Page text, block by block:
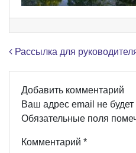
Навигация по
Рассылка для
Добавить комментарий
Ваш адрес email не будет
Обязательные поля
Комментарий *